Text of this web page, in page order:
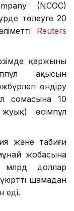
(NCOC)
төлеуге 20
Reuters
қаржыны
ақысын
өндіру
сомасына 10
өсімпұл
және табиғи
жобасына
доллар
шамадан
еді.